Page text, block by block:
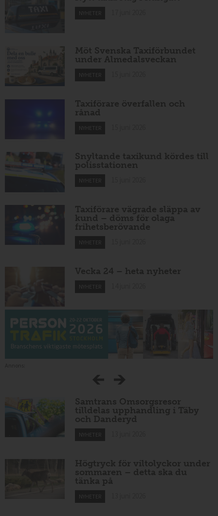
NYHETER
Möt Svenska Taxiförbundet
under Almedalsveckan
NYHETER
Taxiförare överfallen och
rånad
NYHETER
Snyltande taxikund kördes till
polisstationen
NYHETER
Taxiförare vägrade släppa av
kund – döms för olaga
frihetsberövande
NYHETER
Vecka 24 – heta nyheter
NYHETER
Samtrans Omsorgsresor
tilldelas upphandling i Täby
och Danderyd
NYHETER
Högtryck för viltolyckor under
sommaren – detta ska du
tänka på
NYHETER